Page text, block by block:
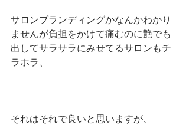
サロンブランディングかなんかわかり
ませんが負担をかけて痛むのに艶でも
出してサラサラにみせてるサロンもチ
ラホラ、
それはそれで良いと思いますが、